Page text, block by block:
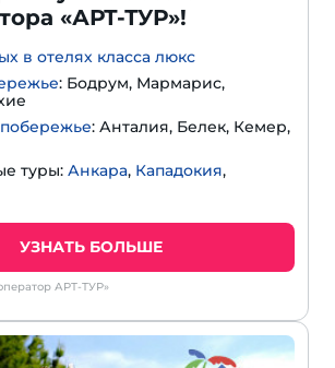
«АРТ-ТУР»!
в отелях класса люкс
: Бодрум, Мармарис,
: Анталия, Белек, Кемер,
туры: Анкара, Кападокия,
УЗНАТЬ БОЛЬШЕ
АРТ-ТУР»